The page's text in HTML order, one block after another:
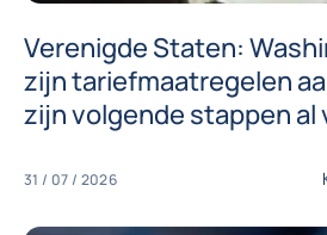
Verenigde Staten:
zijn tariefmaatregelen
zijn volgende stappen al
31 / 07 / 2026